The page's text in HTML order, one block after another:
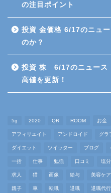
の注目ポイント
投資 金価格 6/17のニュ
のか？
投資 株 6/17のニュース
高値を更新！
5g 2020 QR ROOM お金
アフィリエイト アンドロイド グラ
ダイエット ツイッター ブログ
一括 仕事 勉強 口コミ 塩分
求人 猫 画像 給与 美容ケア
親子 車 転職 退職 退職代行